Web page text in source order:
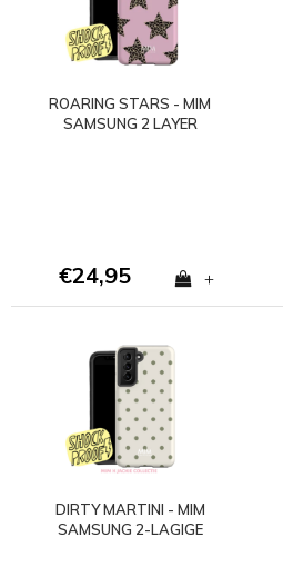
ROARING STARS - MIM
SAMSUNG 2 LAYER
€24,95 +
DIRTY MARTINI - MIM
SAMSUNG 2-LAGIGE